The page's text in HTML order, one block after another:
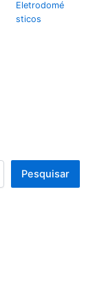
Eletrodomé
sticos
Pesquisar